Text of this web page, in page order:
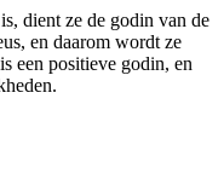
dient ze de godin van de
en daarom wordt ze
een positieve godin, en